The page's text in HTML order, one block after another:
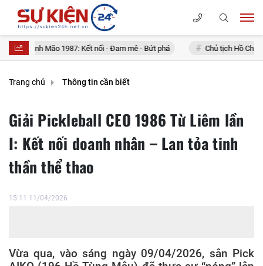
1987: Kết nối - Đam mê - Bứt phá Chủ tịch Hồ Chí Minh với
Trang chủ Thông tin cần biết
Giải Pickleball CEO 1986 Từ Liêm lần
I: Kết nối doanh nhân – Lan tỏa tinh
thần thể thao
15:11 11/04/2026
Vừa qua, vào sáng ngày 09/04/2026, sân Pick